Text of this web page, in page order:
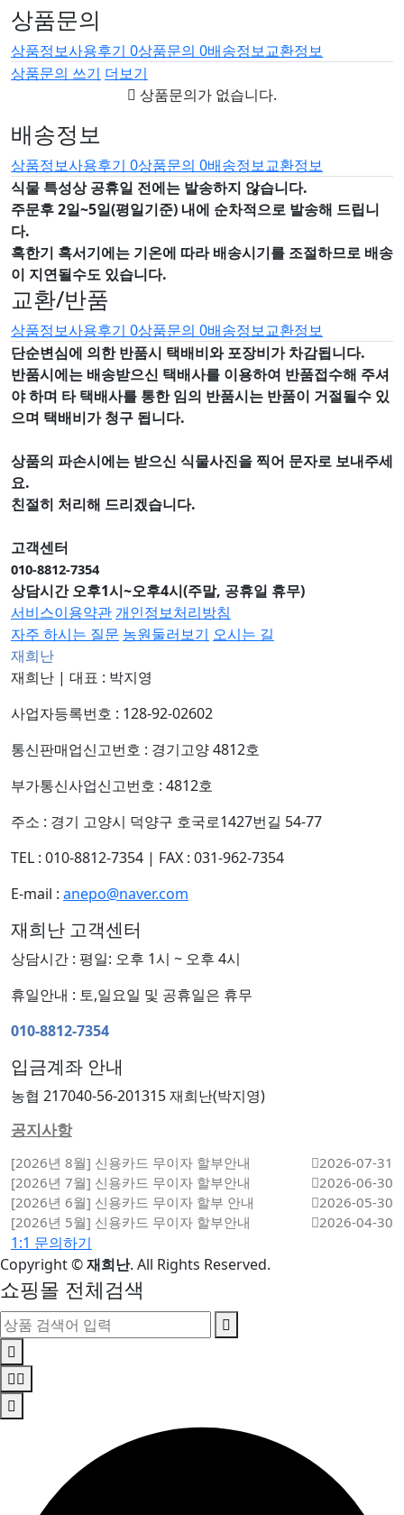
상품문의
상품정보사용후기 0상품문의 0배송정보교환정보
상품문의 쓰기 더보기
상품문의가 없습니다.
배송정보
상품정보사용후기 0상품문의 0배송정보교환정보
식물 특성상 공휴일 전에는 발송하지 않습니다.
주문후 2일~5일(평일기준) 내에 순차적으로 발송해 드립니
다.
혹한기 혹서기에는 기온에 따라 배송시기를 조절하므로 배송
이 지연될수도 있습니다.
교환/반품
상품정보사용후기 0상품문의 0배송정보교환정보
단순변심에 의한 반품시 택배비와 포장비가 차감됩니다.
반품시에는 배송받으신 택배사를 이용하여 반품접수해 주셔
야 하며 타 택배사를 통한 임의 반품시는 반품이 거절될수 있
으며 택배비가 청구 됩니다.
상품의 파손시에는 받으신 식물사진을 찍어 문자로 보내주세
요.
친절히 처리해 드리겠습니다.
고객센터
010-8812-7354
상담시간 오후1시~오후4시(주말, 공휴일 휴무)
서비스이용약관 개인정보처리방침
자주 하시는 질문 농원둘러보기 오시는 길
재희난
재희난 | 대표 : 박지영
사업자등록번호 : 128-92-02602
통신판매업신고번호 : 경기고양 4812호
부가통신사업신고번호 : 4812호
주소 : 경기 고양시 덕양구 호국로1427번길 54-77
TEL : 010-8812-7354 | FAX : 031-962-7354
E-mail : anepo@naver.com
재희난 고객센터
상담시간 : 평일: 오후 1시 ~ 오후 4시
휴일안내 : 토,일요일 및 공휴일은 휴무
010-8812-7354
입금계좌 안내
농협 217040-56-201315 재희난(박지영)
공지사항
[2026년 8월] 신용카드 무이자 할부안내
2026-07-31
[2026년 7월] 신용카드 무이자 할부안내
2026-06-30
[2026년 6월] 신용카드 무이자 할부 안내
2026-05-30
[2026년 5월] 신용카드 무이자 할부안내
2026-04-30
1:1 문의하기
Copyright©재희난. All Rights Reserved.
쇼핑몰 전체검색